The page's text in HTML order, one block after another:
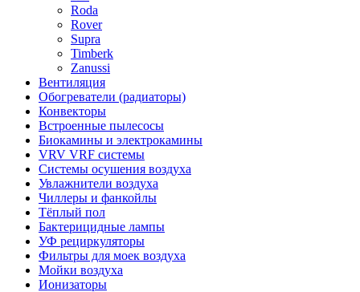
Roda
Rover
Supra
Timberk
Zanussi
Вентиляция
Обогреватели (радиаторы)
Конвекторы
Встроенные пылесосы
Биокамины и электрокамины
VRV VRF системы
Системы осушения воздуха
Увлажнители воздуха
Чиллеры и фанкойлы
Тёплый пол
Бактерицидные лампы
УФ рециркуляторы
Фильтры для моек воздуха
Мойки воздуха
Ионизаторы